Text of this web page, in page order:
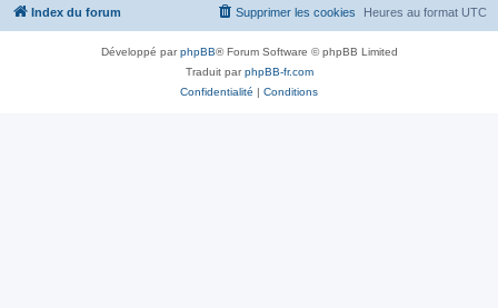
Index du forum Heures au format UTC
Supprimer les cookies
Développé parphpBB® Forum Software © phpBB Limited
Traduit parphpBB-fr.com
Confidentialité | Conditions